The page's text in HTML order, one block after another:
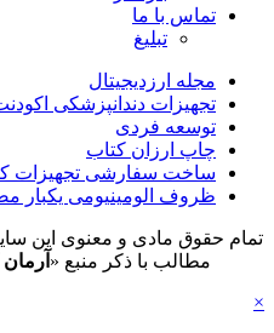
تماس با ما
تبلیغ
مجله ارزدیجیتال
تجهیزات دندانپزشکی
توسعه فردی
چاپ ارزان کتاب
ساخت سفارشی تجهیزات
ظروف الومینیومی یکبار
تمام حقوق مادی و معنوی این
مطالب با ذکر منبع «
×